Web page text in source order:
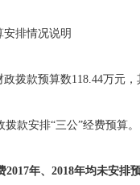
安排情况说明
政拨款预算数118.44万元，
款安排“三公”经费预算。
2017年、 2018年均未安排